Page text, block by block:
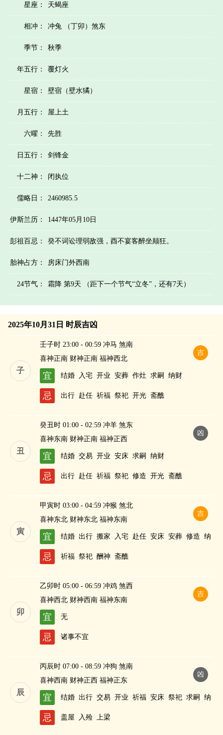
星座： 天蝎座
相冲： 冲兔 （丁卯）煞东
季节： 秋季
年五行： 覆灯火
星宿： 壁宿（壁水獝）
月五行： 屋上土
六曜： 先胜
日五行： 剑锋金
十二神： 闭执位
儒略日： 2460985.5
伊斯兰历： 1447年05月10日
彭祖百忌： 癸不词讼理弱敌强，酉不宴客醉坐颠狂。
胎神占方： 房床门外西南
24节气： 霜降 第9天 （距下一个节气“立冬”，还有7天）
2025年10月31日 时辰吉凶
子
吉
壬子时 23:00 - 00:59 冲马 煞南
喜神正南 财神正南 福神西北
宜 结婚 入宅 开业 安葬 作灶 求嗣 纳财
忌 出行 赴任 祈福 祭祀 开光 斋醮
丑
凶
癸丑时 01:00 - 02:59 冲羊 煞东
喜神东南 财神正南 福神正西
宜 结婚 交易 开业 安床 求嗣 纳财
忌 出行 赴任 祈福 祭祀 修造 开光 斋醮
寅
吉
甲寅时 03:00 - 04:59 冲猴 煞北
喜神东北 财神东北 福神东南
宜 结婚 出行 搬家 入宅 赴任 安床 安葬 修造 纳
财
忌 祈福 祭祀 酬神 斋醮
卯
吉
乙卯时 05:00 - 06:59 冲鸡 煞西
喜神西北 财神西南 福神东南
宜 无
忌 诸事不宜
辰
凶
丙辰时 07:00 - 08:59 冲狗 煞南
喜神西南 财神正西 福神正东
宜 结婚 出行 交易 开业 祈福 安床 祭祀 求嗣
纳
财
忌 盖屋 入殓 上梁